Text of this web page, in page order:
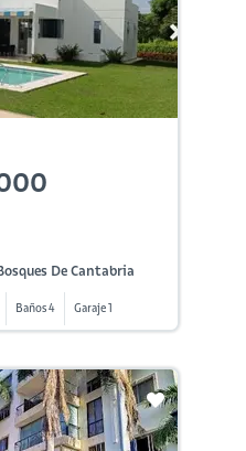
De Cantabria
Baños 4 Garaje 1